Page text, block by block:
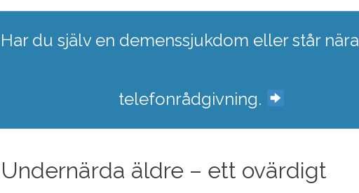
du själv en demenssjukdom eller står
telefonrådgivning.
äldre – ett ovärdigt